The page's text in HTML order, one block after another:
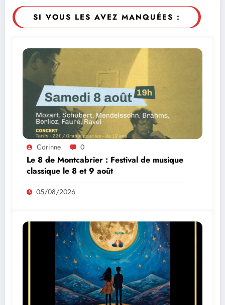
SI VOUS LES AVEZ MANQUÉES :
Corinne 0
Le 8 de Montcabrier : Festival de musique
classique le 8 et 9 août
05/08/2026